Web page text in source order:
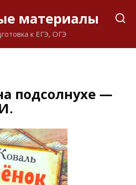
материалы
к ЕГЭ, ОГЭ
подсолнухе —